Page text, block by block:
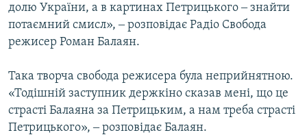
долю України, а в картинах Петрицького ‒ знайти
потаємний смисл», ‒ розповідає Радіо Свобода
режисер Роман Балаян.
Така творча свобода режисера була неприйнятною.
«Тодішній заступник держкіно сказав мені, що це
страсті Балаяна за Петрицьким, а нам треба страсті
Петрицького», ‒ розповідає Балаян.